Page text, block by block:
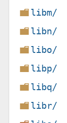
libm/
libn/
libo/
libp/
libq/
libr/